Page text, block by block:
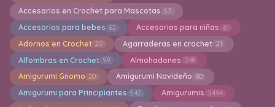
Accesorios en Crochet para Mascotas 57
Accesorios para bebes 62 Accesorios para niñas 61
Adornos en Crochet 20 Agarraderas en crochet 21
Alfombras en Crochet 99 Almohadones 248
Amigurumi Gnomo 20 Amigurumi Navideño 80
Amigurumi para Principiantes 542 Amigurumis 2494